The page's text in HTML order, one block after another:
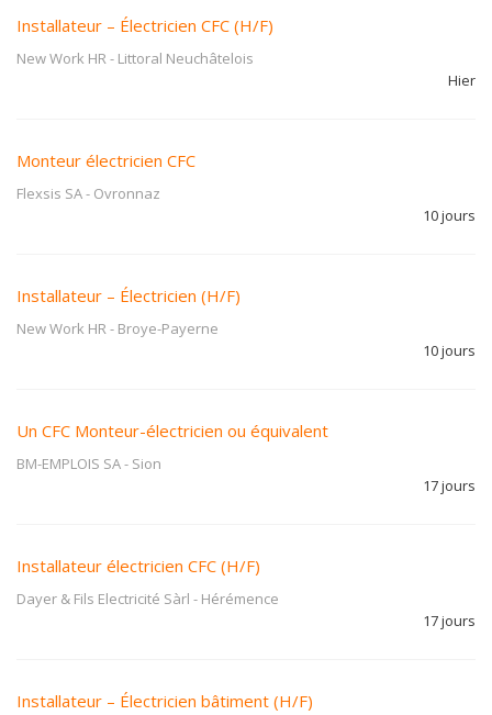
Installateur – Électricien CFC (H/F)
New Work HR- Littoral Neuchâtelois
Hier
Monteur électricien CFC
Flexsis SA- Ovronnaz
10 jours
Installateur – Électricien (H/F)
New Work HR- Broye-Payerne
10 jours
Un CFC Monteur-électricien ou équivalent
BM-EMPLOIS SA- Sion
17 jours
Installateur électricien CFC (H/F)
Dayer & Fils Electricité Sàrl - Hérémence
17 jours
Installateur – Électricien bâtiment (H/F)